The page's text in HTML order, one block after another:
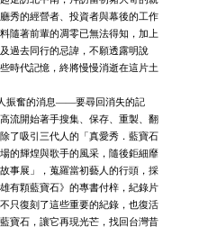
秀的經營者、投資者與幕後的工作
隨著前輩的凋零已無法得知，加上
過去同行的忌諱，不願透露明說
時代記憶，終將慢慢消逝在這片土
振奮的消息——要尋回消失的記
流開始著手搜集、保存、重製、翻
了吸引三代人的「真愛秀．藍寶石
的輝煌與歌手的風采，隨後鉅細靡
事展」，蒐羅當初藝人的行頭，採
有顆藍寶石》的專書付梓，紀錄片
只復刻了這些重要的紀錄，也復活
寶石，讓它再現光芒，找回台灣昔